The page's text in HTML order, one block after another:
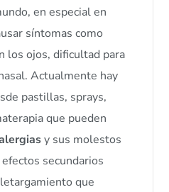
en especial en
síntomas como
los ojos, dificultad para
Actualmente hay
pastillas, sprays,
que pueden
y sus molestos
secundarios
que